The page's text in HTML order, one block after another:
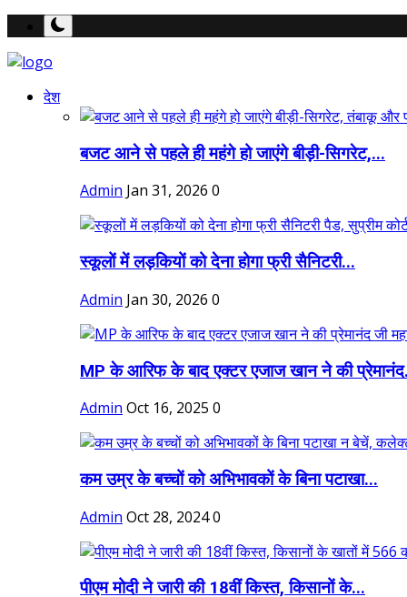
देश
बजट आने से पहले ही महंगे हो जाएंगे बीड़ी-सिगरेट,...
Admin Jan 31, 2026 0
स्कूलों में लड़कियों को देना होगा फ्री सैनिटरी...
Admin Jan 30, 2026 0
MP के आरिफ के बाद एक्टर एजाज खान ने की
Admin Oct 16, 2025 0
कम उम्र के बच्चों को अभिभावकों के बिना पटाखा...
Admin Oct 28, 20240
पीएम मोदी ने जारी की 18वीं किस्त, किसानों के...